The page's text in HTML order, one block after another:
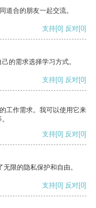
道合的朋友一起交流。
支持[0] 反对[0]
的需求选择学习方式。
支持[0] 反对[0]
工作需求。我可以使用它来
支持[0] 反对[0]
限的隐私保护和自由。
支持[0] 反对[0]